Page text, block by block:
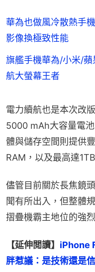
華為也做風冷散熱手
影像換極致性能
旗艦手機華為/小米/
航大螢幕王者
電力續航也是本次改
5000 mAh大容量電
體與儲存空間則提供
RAM，以及最高達
儘管目前關於長焦鏡
聞有所出入，但整體
摺疊機霸主地位的強
【延伸閲讀】 iPhone
胖惹議：是技術還是